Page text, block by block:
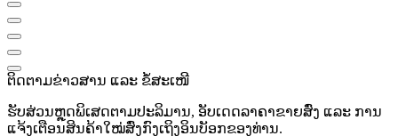
ຕິດຕາມຂ່າວສານ ແລະ ຂໍ້ສະເໜີ
ຮັບສ່ວນຫຼຸດພິເສດຕາມປະລິມານ, ອັບເດດລາຄາຂາຍສົ່ງ ແລະ ການ
ແຈ້ງເຕືອນສິນຄ້າໃໝ່ສົ່ງກົງເຖິງອິນບັອກຂອງທ່ານ.